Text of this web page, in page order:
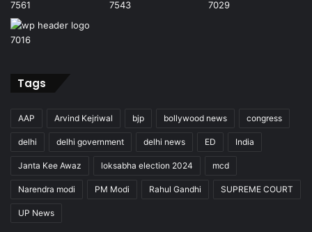
Tags
AAP Arvind Kejriwal bjp bollywood news congress
delhi delhi government delhi news ED India
Janta Kee Awaz loksabha election 2024 mcd
Narendra modi PM Modi Rahul Gandhi SUPREME COURT
UP News